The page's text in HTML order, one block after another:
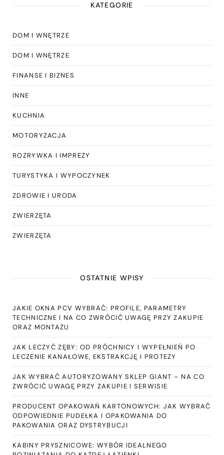
KATEGORIE
DOM I WNĘTRZE
DOM I WNĘTRZE
FINANSE I BIZNES
INNE
KUCHNIA
MOTORYZACJA
ROZRYWKA I IMPREZY
TURYSTYKA I WYPOCZYNEK
ZDROWIE I URODA
ZWIERZĘTA
ZWIERZĘTA
OSTATNIE WPISY
JAKIE OKNA PCV WYBRAĆ: PROFILE, PARAMETRY
TECHNICZNE I NA CO ZWRÓCIĆ UWAGĘ PRZY ZAKUPIE
ORAZ MONTAŻU
JAK LECZYĆ ZĘBY: OD PRÓCHNICY I WYPEŁNIEŃ PO
LECZENIE KANAŁOWE, EKSTRAKCJĘ I PROTEZY
JAK WYBRAĆ AUTORYZOWANY SKLEP GIANT – NA CO
ZWRÓCIĆ UWAGĘ PRZY ZAKUPIE I SERWISIE
PRODUCENT OPAKOWAŃ KARTONOWYCH: JAK WYBRAĆ
ODPOWIEDNIE PUDEŁKA I OPAKOWANIA DO
PAKOWANIA ORAZ DYSTRYBUCJI
KABINY PRYSZNICOWE: WYBÓR IDEALNEGO